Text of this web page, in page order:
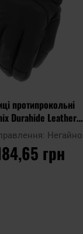
протипрокольні
Durahide Leather
Law Enforcement -
Негайно
грн